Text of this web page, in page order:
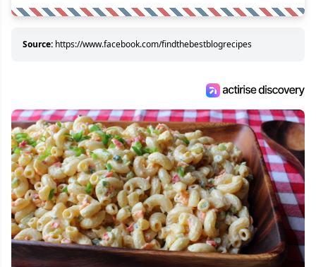
Source: https://www.facebook.com/findthebestblogrecipes